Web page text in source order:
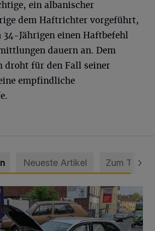
ein albanischer
dem Haftrichter vorgeführt,
34-Jährigen einen Haftbefehl
dauern an. Dem
droht für den Fall seiner
empfindliche
Neueste Artikel Zum Thema
mit 2,48 Promille